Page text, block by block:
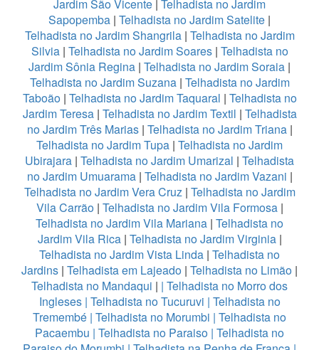
Jardim São Vicente | Telhadista no Jardim
Sapopemba | Telhadista no Jardim Satelite |
Telhadista no Jardim Shangrila| Telhadista no Jardim
Silvia| Telhadista no Jardim Soares| Telhadista no
Jardim Sônia Regina | Telhadista no Jardim Soraia |
Telhadista no Jardim Suzana| Telhadista no Jardim
Taboão| Telhadista no Jardim Taquaral | Telhadista no
Jardim Teresa| Telhadista no Jardim Textil | Telhadista
no Jardim Três Marias| Telhadista no Jardim Triana|
Telhadista no Jardim Tupa | Telhadista no Jardim
Ubirajara | Telhadista no Jardim Umarizal | Telhadista
no Jardim Umuarama| Telhadista no Jardim Vazani |
Telhadista no Jardim Vera Cruz| Telhadista no Jardim
Vila Carrão| Telhadista no Jardim Vila Formosa|
Telhadista no Jardim Vila Mariana | Telhadista no
Jardim Vila Rica| Telhadista no Jardim Virginia|
Telhadista no Jardim Vista Linda | Telhadista no
Jardins | Telhadista em Lajeado | Telhadista no Limão |
Telhadista no Mandaqui | | Telhadista no Morro dos
Ingleses| Telhadista no Tucuruvi | Telhadista no
Tremembé | Telhadista no Morumbi | Telhadista no
Pacaembu | Telhadista no Paraiso | Telhadista no